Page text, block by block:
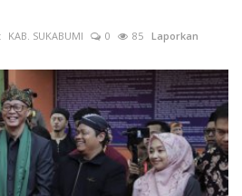
KAB. SUKABUMI 0 85 Laporkan